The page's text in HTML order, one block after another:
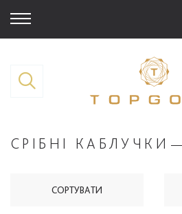
СРІБНІ КАБЛУЧКИ
СОРТУВАТИ